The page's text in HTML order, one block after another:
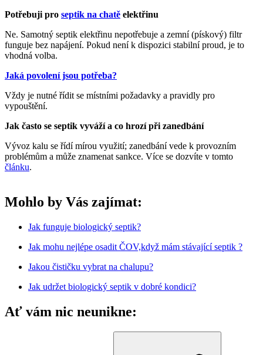
Potřebuji pro septik na chatě elektřinu
Ne. Samotný septik elektřinu nepotřebuje a zemní (pískový) filtr
funguje bez napájení. Pokud není k dispozici stabilní proud, je to
vhodná volba.
Jaká povolení jsou potřeba?
Vždy je nutné řídit se místními požadavky a pravidly pro
vypouštění.
Jak často se septik vyváží a co hrozí při zanedbání
Vývoz kalu se řídí mírou využití; zanedbání vede k provozním
problémům a může znamenat sankce. Více se dozvíte v tomto
článku.
Mohlo by Vás zajímat:
Jak funguje biologický septik?
Jak mohu nejlépe osadit ČOV,když mám stávající septik ?
Jakou čističku vybrat na chalupu?
Jak udržet biologický septik v dobré kondici?
Ať vám nic neunikne: